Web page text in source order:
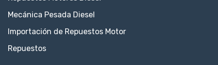
Mecánica Pesada Diesel
Importación de Repuestos Motor
Repuestos